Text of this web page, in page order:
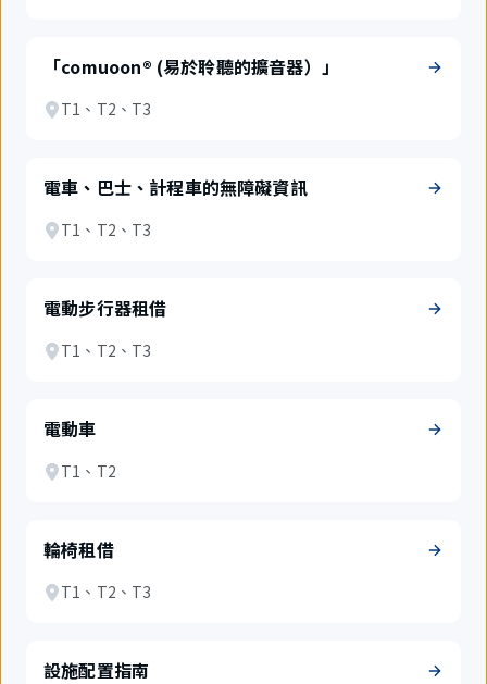
「comuoon® (易於聆聽的擴音器）」
T1、T2、T3
電車、巴士、計程車的無障礙資訊
T1、T2、T3
電動步行器租借
T1、T2、T3
電動車
T1、T2
輪椅租借
T1、T2、T3
設施配置指南